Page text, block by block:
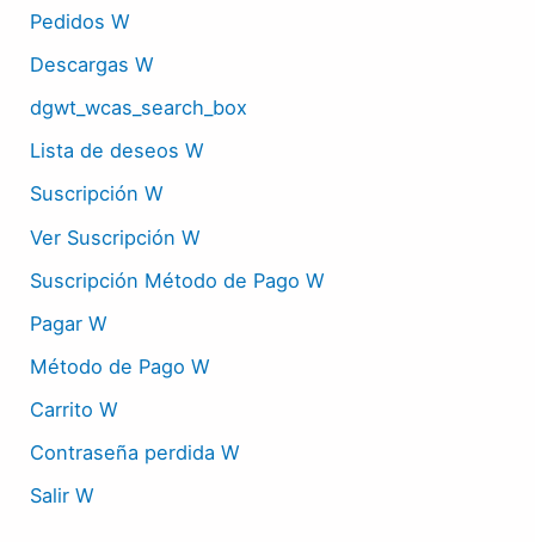
Pedidos W
Descargas W
dgwt_wcas_search_box
Lista de deseos W
Suscripción W
Ver Suscripción W
Suscripción Método de Pago W
Pagar W
Método de Pago W
Carrito W
Contraseña perdida W
Salir W